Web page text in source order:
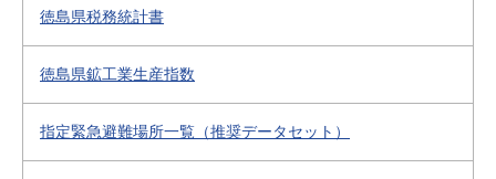
徳島県税務統計書
徳島県鉱工業生産指数
指定緊急避難場所一覧（推奨データセット）